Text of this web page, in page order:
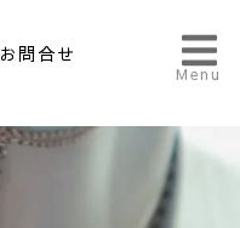
お問合せ
Menu